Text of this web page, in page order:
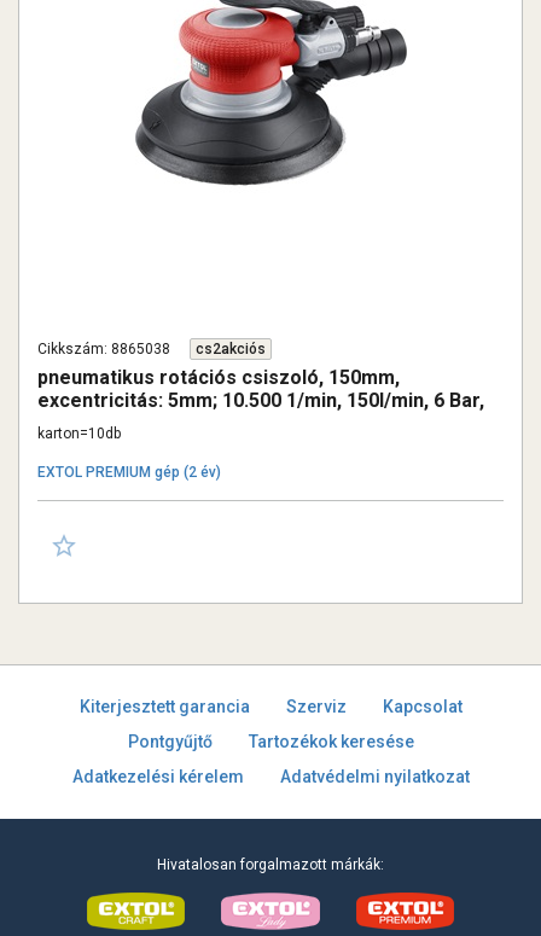
Cikkszám: 8865038 cs2akciós
pneumatikus rotációs csiszoló, 150mm,
excentricitás: 5mm; 10.500 1/min, 150l/min, 6 Bar,
1/4" tömlőcsatlakozó, 0,96 kg
karton=10db
EXTOL PREMIUM gép (2 év)
Kiterjesztett garancia Szerviz
Kapcsolat
Pontgyűjtő
Tartozékok keresése
Adatkezelési kérelem
Adatvédelmi nyilatkozat
Hivatalosan forgalmazott márkák: